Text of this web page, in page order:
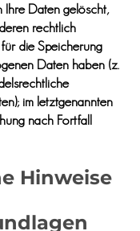
Daten gelöscht,
rechtlich
die Speicherung
Daten haben (z.
im letztgenannten
nach Fortfall
Hinweise